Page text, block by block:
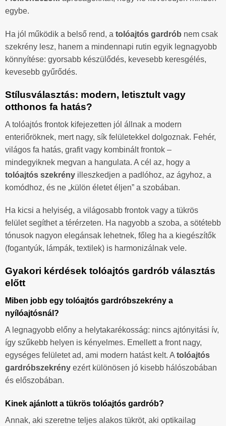
egybe.
Ha jól működik a belső rend, a tolóajtós gardrób nem csak
szekrény lesz, hanem a mindennapi rutin egyik legnagyobb
könnyítése: gyorsabb készülődés, kevesebb keresgélés,
kevesebb gyűrődés.
Stílusválasztás: modern, letisztult vagy
otthonos fa hatás?
A tolóajtós frontok kifejezetten jól állnak a modern
enteriőröknek, mert nagy, sík felületekkel dolgoznak. Fehér,
világos fa hatás, grafit vagy kombinált frontok –
mindegyiknek megvan a hangulata. A cél az, hogy a
tolóajtós szekrény illeszkedjen a padlóhoz, az ágyhoz, a
komódhoz, és ne „külön életet éljen” a szobában.
Ha kicsi a helyiség, a világosabb frontok vagy a tükrös
felület segíthet a térérzeten. Ha nagyobb a szoba, a sötétebb
tónusok nagyon elegánsak lehetnek, főleg ha a kiegészítők
(fogantyúk, lámpák, textilek) is harmonizálnak vele.
Gyakori kérdések tolóajtós gardrób választás
előtt
Miben jobb egy tolóajtós gardróbszekrény a
nyílóajtósnál?
A legnagyobb előny a helytakarékosság: nincs ajtónyitási ív,
így szűkebb helyen is kényelmes. Emellett a front nagy,
egységes felületet ad, ami modern hatást kelt. A tolóajtós
gardróbszekrény ezért különösen jó kisebb hálószobában
és előszobában.
Kinek ajánlott a tükrös tolóajtós gardrób?
Annak, aki szeretne teljes alakos tükröt, aki optikailag